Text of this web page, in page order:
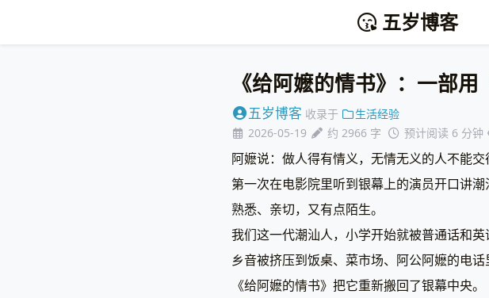
五岁博客
《给阿嬷的情书》：一部
五岁博客 收录于
生活经验
2026-05-19
约 2966 字 预计阅读 6 分钟
阿嬷说：做人得有情义，无情无义的人不能交
第一次在电影院里听到银幕上的演员开口讲潮
熟悉、亲切，又有点陌生。
我们这一代潮汕人，小学开始就被普通话和
乡音被挤压到饭桌、菜市场、阿公阿嬷的电话
《给阿嬷的情书》把它重新搬回了银幕中央。